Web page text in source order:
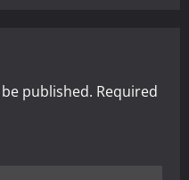
published. Required